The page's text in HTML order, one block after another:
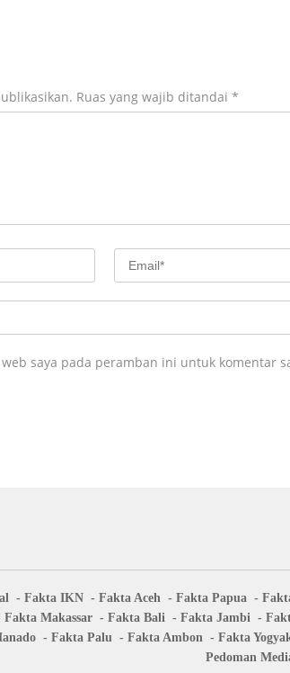
Ruas yang wajib ditandai *
saya pada peramban ini untuk komentar
Fakta IKN Fakta Aceh Fakta Papua
Fakta Makassar Fakta Bali Fakta Jambi
Fakta Palu Fakta Ambon Fakta
Pedoman